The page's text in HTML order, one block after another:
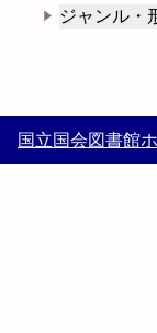
ジャンル・
国立国会図書館